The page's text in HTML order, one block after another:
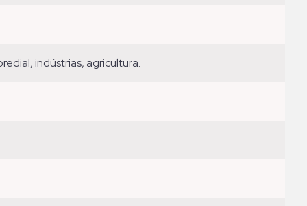
indústrias, agricultura.